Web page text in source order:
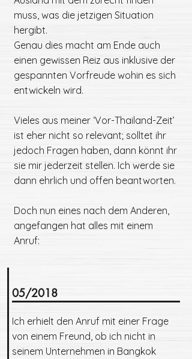
muss, was die jetzigen Situation
hergibt.
Genau dies macht am Ende auch
einen gewissen Reiz aus inklusive der
gespannten Vorfreude wohin es sich
entwickeln wird.
Vieles aus meiner ‘Vor-Thailand-Zeit’
ist eher nicht so relevant; solltet ihr
jedoch Fragen haben, dann könnt ihr
sie mir jederzeit stellen. Ich werde sie
dann ehrlich und offen beantworten.
Doch nun eines nach dem Anderen,
angefangen hat alles mit einem
Anruf:
05/2018
Ich erhielt den Anruf mit einer Frage
von einem Freund, ob ich nicht in
seinem Unternehmen in Bangkok